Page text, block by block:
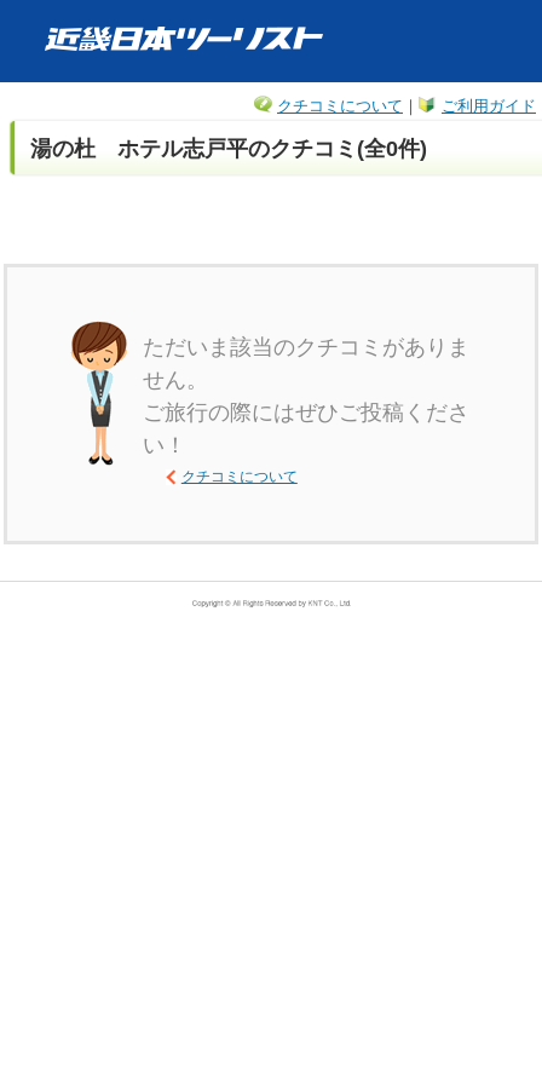
ご利用ガイド
クチコミについて ｜
湯の杜 ホテル志戸平のクチコミ(全0件)
ただいま該当のクチコミがありま
せん。
ご旅行の際にはぜひご投稿くださ
い！
クチコミについて